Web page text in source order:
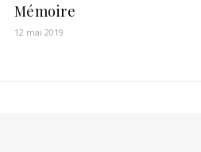
Mémoire
12 mai 2019